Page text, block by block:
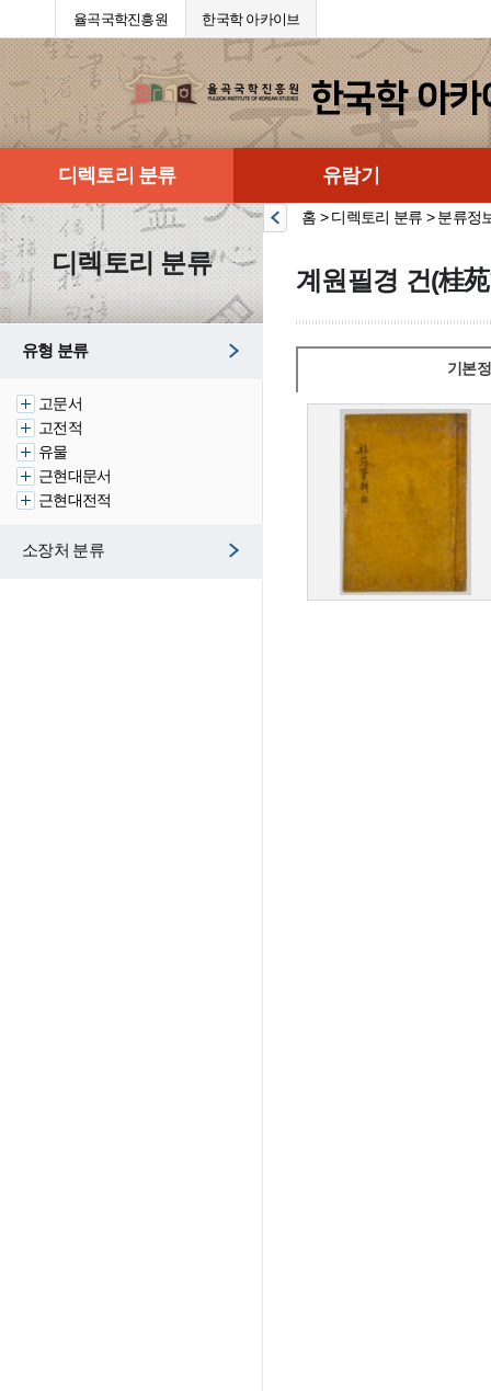
율곡국학진흥원 한국학 아카이브
디렉토리 분류 유람기
디렉토리 분류
유형 분류
고문서
고전적
유물
근현대문서
근현대전적
소장처 분류
홈 > 디렉토리 분류 > 분류정
계원필경 건(桂
기본